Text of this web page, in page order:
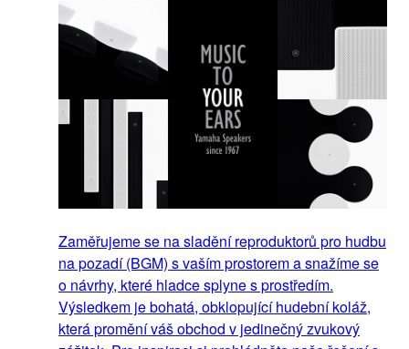
Zaměřujeme se na sladění reproduktorů pro hudbu
na pozadí (BGM) s vaším prostorem a snažíme se
o návrhy, které hladce splyne s prostředím.
Výsledkem je bohatá, obklopující hudební koláž,
která promění váš obchod v jedinečný zvukový